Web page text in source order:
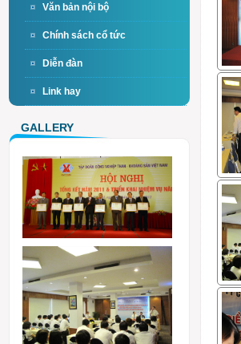
Văn bản nội bộ
Chính sách cổ tức
Diễn đàn
Link hay
GALLERY